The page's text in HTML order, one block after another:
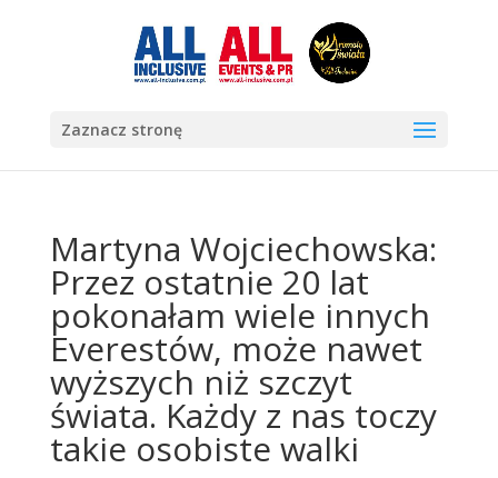
Zaznacz stronę
Martyna Wojciechowska:
Przez ostatnie 20 lat
pokonałam wiele innych
Everestów, może nawet
wyższych niż szczyt
świata. Każdy z nas toczy
takie osobiste walki